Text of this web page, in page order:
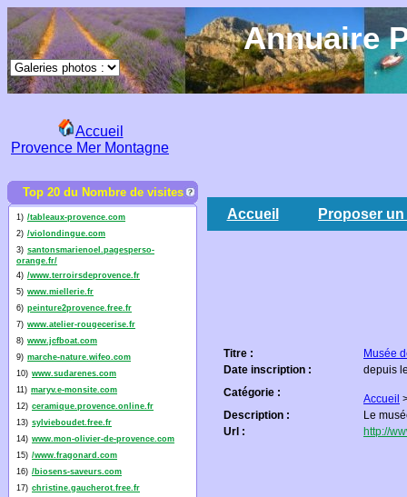
Annuaire
Accueil
Provence Mer Montagne
Top 20 du Nombre de visites
1) /tableaux-provence.com
2) /violondingue.com
3) santonsmarienoel.pagesperso-
orange.fr/
4) /www.terroirsdeprovence.fr
5) www.miellerie.fr
6) peinture2provence.free.fr
7) www.atelier-rougecerise.fr
8) www.jcfboat.com
9) marche-nature.wifeo.com
10) www.sudarenes.com
11) maryv.e-monsite.com
12) ceramique.provence.online.fr
13) sylvieboudet.free.fr
14) www.mon-olivier-de-provence.com
15) /www.fragonard.com
16) /biosens-saveurs.com
17) christine.gaucherot.free.fr
Accueil Proposer
Titre :
Musée
Date inscription :
depuis
Catégorie :
Accueil
Description :
Le
Url :
http://